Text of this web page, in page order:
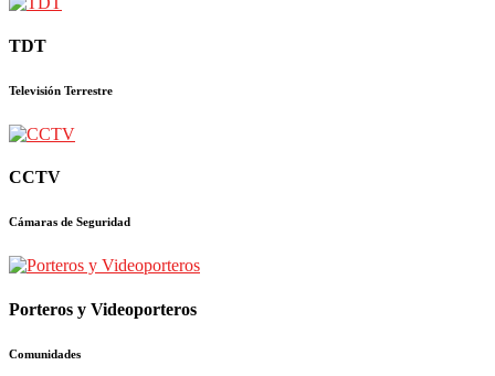
TDT
Televisión Terrestre
CCTV
Cámaras de Seguridad
Porteros y Videoporteros
Comunidades